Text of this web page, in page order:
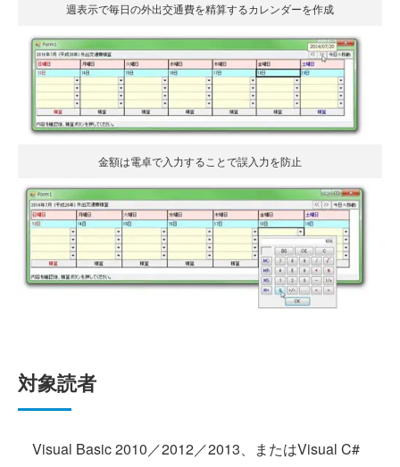
週表示で毎日の外出交通費を精算するカレンダーを作成
金額は電卓で入力することで誤入力を防止
対象読者
Visual Basic 2010／2012／2013、またはVisual C#